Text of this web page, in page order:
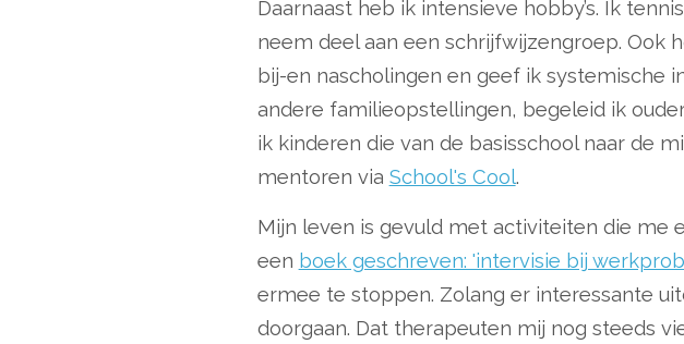
Daarnaast heb ik intensieve hobby’s. Ik
neem deel aan een schrijfwijzengroep. Ook
bij-en nascholingen en geef ik systemische
andere familieopstellingen, begeleid ik
ik kinderen die van de basisschool naar de
mentoren via School's Cool.
Mijn leven is gevuld met activiteiten die me
een boek geschreven: 'intervisie bij
ermee te stoppen. Zolang er interessante
doorgaan. Dat therapeuten mij nog steeds